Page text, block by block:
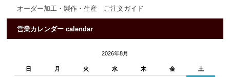
オーダー加工・製作・生産 ご注文ガイド
営業カレンダー calendar
2026年8月
日 月 火 水 木 金 土